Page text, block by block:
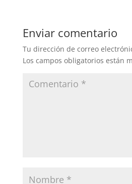
Enviar comentario
Tu dirección de correo
Los campos obligatorios están